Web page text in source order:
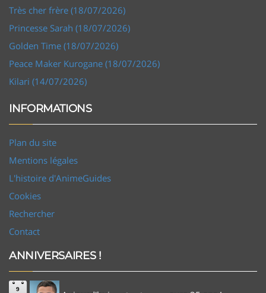
Très cher frère (18/07/2026)
Princesse Sarah (18/07/2026)
Golden Time (18/07/2026)
Peace Maker Kurogane (18/07/2026)
Kilari (14/07/2026)
INFORMATIONS
Plan du site
Mentions légales
L'histoire d'AnimeGuides
Cookies
Rechercher
Contact
ANNIVERSAIRES !
9